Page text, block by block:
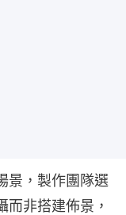
景，製作團隊選
非搭建佈景，